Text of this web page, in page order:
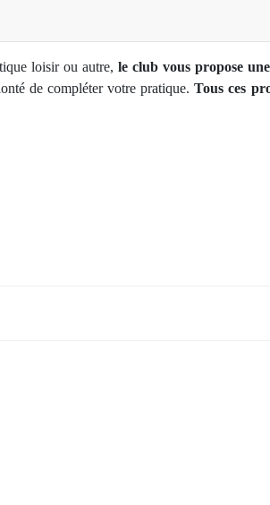
loisir ou autre, le club vous propose
de compléter votre pratique.Tous ces